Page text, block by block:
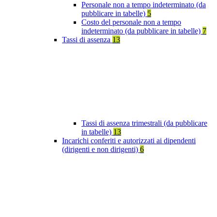
Personale non a tempo indeterminato (da
pubblicare in tabelle) 5
Costo del personale non a tempo
indeterminato (da pubblicare in tabelle) 7
Tassi di assenza 13
Tassi di assenza trimestrali (da pubblicare
in tabelle) 13
Incarichi conferiti e autorizzati ai dipendenti
(dirigenti e non dirigenti) 6